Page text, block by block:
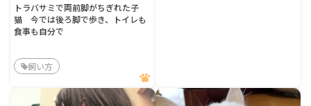
トラバサミで両前脚がちぎれた子
猫 今では後ろ脚で歩き、トイレも
食事も自分で
飼い方